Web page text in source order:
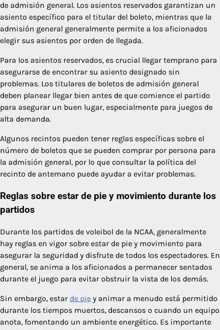
de admisión general. Los asientos reservados garantizan un
asiento específico para el titular del boleto, mientras que la
admisión general generalmente permite a los aficionados
elegir sus asientos por orden de llegada.
Para los asientos reservados, es crucial llegar temprano para
asegurarse de encontrar su asiento designado sin
problemas. Los titulares de boletos de admisión general
deben planear llegar bien antes de que comience el partido
para asegurar un buen lugar, especialmente para juegos de
alta demanda.
Algunos recintos pueden tener reglas específicas sobre el
número de boletos que se pueden comprar por persona para
la admisión general, por lo que consultar la política del
recinto de antemano puede ayudar a evitar problemas.
Reglas sobre estar de pie y movimiento durante los
partidos
Durante los partidos de voleibol de la NCAA, generalmente
hay reglas en vigor sobre estar de pie y movimiento para
asegurar la seguridad y disfrute de todos los espectadores. En
general, se anima a los aficionados a permanecer sentados
durante el juego para evitar obstruir la vista de los demás.
Sin embargo, estar de pie y animar a menudo está permitido
durante los tiempos muertos, descansos o cuando un equipo
anota, fomentando un ambiente energético. Es importante